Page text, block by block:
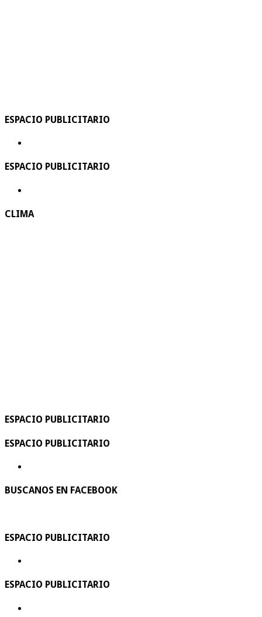
ESPACIO PUBLICITARIO
ESPACIO PUBLICITARIO
CLIMA
ESPACIO PUBLICITARIO
ESPACIO PUBLICITARIO
BUSCANOS EN FACEBOOK
ESPACIO PUBLICITARIO
ESPACIO PUBLICITARIO